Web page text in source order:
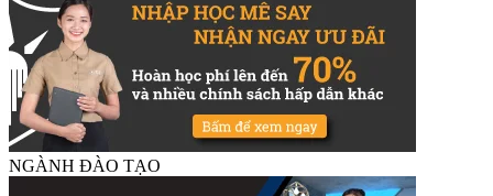
NGÀNH ĐÀO TẠO